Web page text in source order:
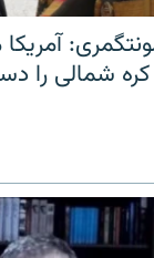
آمریکا
شمالی را